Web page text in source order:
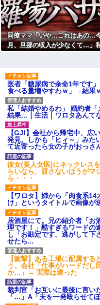
w
義両親「空き家になるし住ん
でいいよ」私たち「じゃあお言
葉に甘えて…」→引っ越した途
端、予想外の出来事が待ってい
て…
「昼間にあんなこと言った自
彼と初めての夜。私「痛い！
どうしたの？」彼「実は俺、不
能なんだ…」→初めての夜に打
ち明けられた理由が衝撃的で…
妻が同期の男と頻繁に外出。
その生活を4年間放置した結果
うなった
「彼氏居ないんでしょ？〇〇
君と付き合ったら？」とか言っ
てくるウザい人なんなの？しか
もすごく楽しそうに言ってき
【反抗期】 娘が水筒をぶん投
げ私の手の甲にヒット。私
「(泣)」娘「うっぜーな、泣く
ら自分の部屋へいけ」私「手が
腫れて痛い」→手を見せると…
「...
私の通勤時間30分・夫の通勤
時間3時間半の場所にマンション
を購入したら、夫に「もう疲れ
た、離婚したい。子供に会えな
くてもいいから1人になりた...
社員旅行先で知り合った女性
とアドレス交換し密会を続け
た。相手は処●だったので「一生
大事にしたい」の口説き文句で
アッサリ落ちた。簡単に切れ
ハードオフに売っていた4万
4000円のフィギュアがヤバすぎ
るｗｗｗｗｗｗ「こんな高い
の？ｗｗ」「逆に超安い」
同僚ママ「いや…これはあの…
月、旦那の収入が少なくて…」
医者「糖尿病で余命1年です
食べる量増やすわｗ」→結果
私「結婚やめるわ」 婚約者
結果…｜生活｜ワロタあんて
【GJ!】会社から帰宅中、広
発見。しかも「ヒィ～」みた
て近寄ったら女の子がおっさ
彼女(美人女医)にネックレス
らいなら、渡さないほうが
ら・・・
【ワロタ】姉から「肉食系
け」というタイトルで画像が
居酒屋にて。兄の紹介者「お
理です！」酷すぎるワードの
し「お勘定です。逃がして下
せたら...
【衝撃】ある工場に配属す
う。会社「仕事がハードだし
か…」→ 実際は違った
裁判官「お互いに最後に言い
「…」A「夫を一発殴らせて